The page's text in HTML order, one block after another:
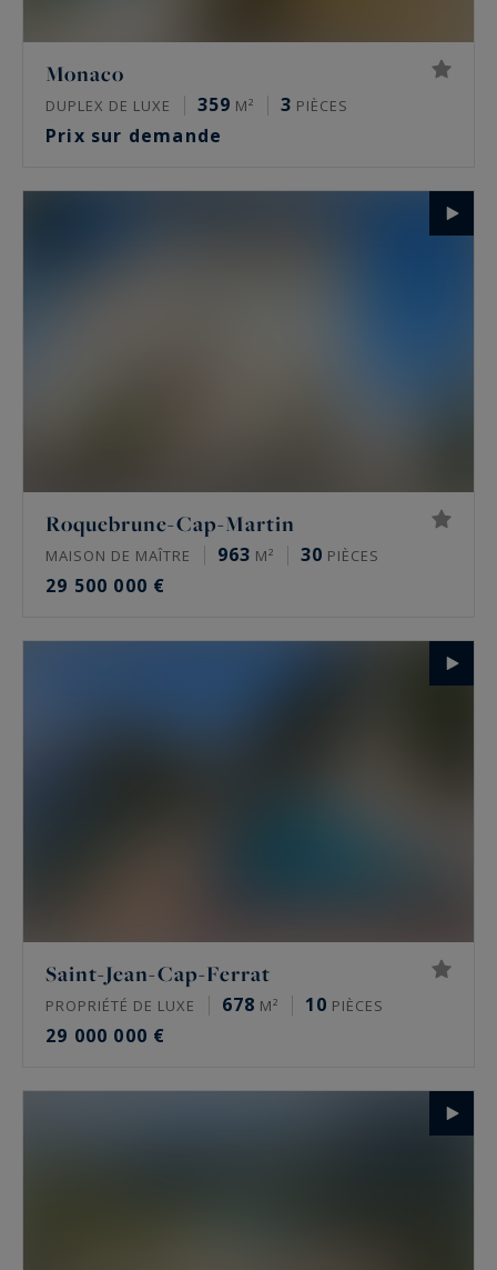
Monaco
DUPLEX DE LUXE 359 M² 3 PIÈCES
Prix sur demande
Roquebrune-Cap-Martin
MAISON DE MAÎTRE 963 M² 30 PIÈCES
29 500 000 €
Saint-Jean-Cap-Ferrat
PROPRIÉTÉ DE LUXE 678 M² 10 PIÈCES
29 000 000 €